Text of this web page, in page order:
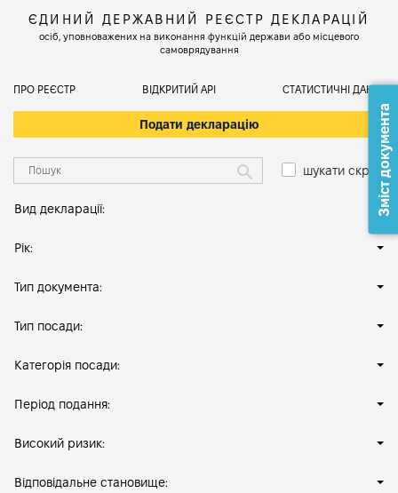
ЄДИНИЙ ДЕРЖАВНИЙ РЕЄСТР ДЕКЛАРАЦІЙ
осіб, уповноважених на виконання функцій держави або місцевого
самоврядування
ПРО РЕЄСТР ВІДКРИТИЙ АРІ СТАТИСТИЧНІ ДАНІ
Подати декларацію
шукати скрізь
Вид декларації:
Рік:
Тип документа:
Тип посади:
Категорія посади:
Період подання:
Високий ризик:
Відповідальне становище:
Зміст документа